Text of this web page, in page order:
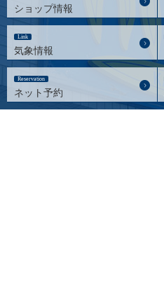
ショップ情報
Link
気象情報
Reservation
ネット予約